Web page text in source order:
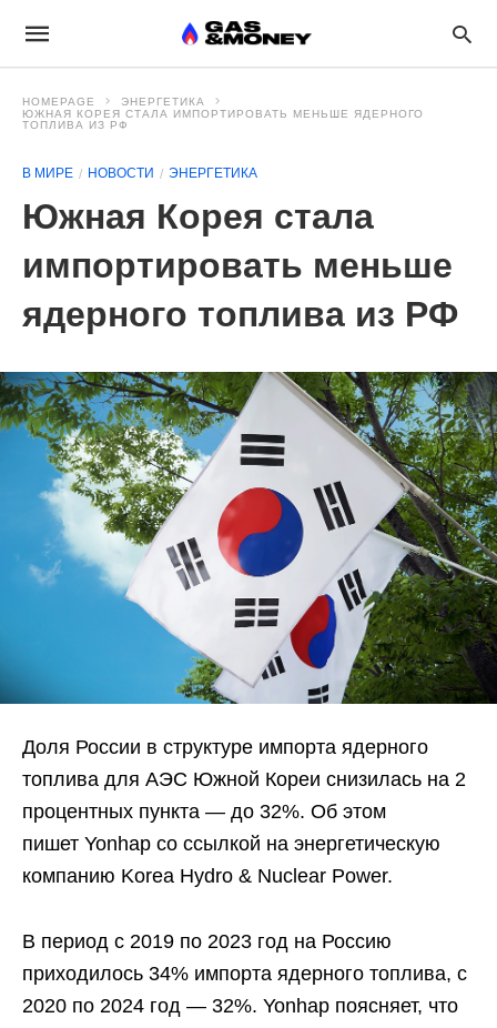
HOMEPAGE
ЭНЕРГЕТИКА
ЮЖНАЯ КОРЕЯ СТАЛА ИМПОРТИРОВАТЬ МЕНЬШЕ ЯДЕРНОГО
ТОПЛИВА ИЗ РФ
В МИРЕ НОВОСТИ ЭНЕРГЕТИКА
Южная Корея стала
импортировать меньше
ядерного топлива из РФ
Доля России в структуре импорта ядерного
топлива для АЭС Южной Кореи снизилась на 2
процентных пункта — до 32%. Об этом
пишет Yonhap со ссылкой на энергетическую
компанию Korea Hydro & Nuclear Power.
В период с 2019 по 2023 год на Россию
приходилось 34% импорта ядерного топлива, с
2020 по 2024 год — 32%. Yonhap поясняет, что